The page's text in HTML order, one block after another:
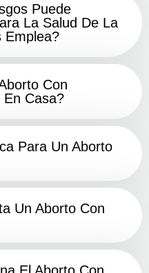
Puede
La Salud De La
Emplea?
Con
En Casa?
Para Un Aborto
Un Aborto Con